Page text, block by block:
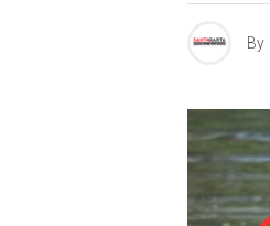
By